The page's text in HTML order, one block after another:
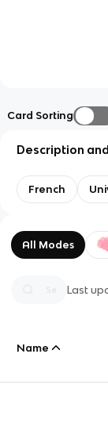
Card Sorting
Description
French
All Modes
Last
Name